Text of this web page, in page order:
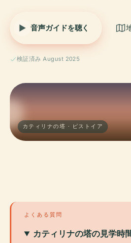
音声ガイドを聴く
検証済み August 2025
カティリナの塔 · ピストイア
よくある質問
カティリナの塔の見学時